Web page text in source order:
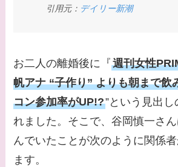
島袋寛
なに？
てる？
【画像
見えみ
引用元： デイリー新潮
お二人の離婚後に『週刊女性
帆アナ “子作り” よりも朝まで飲
コン参加率がUP!?”という見出
れました。そこで、谷岡慎一さ
んでいたことが次のように関係
ます。